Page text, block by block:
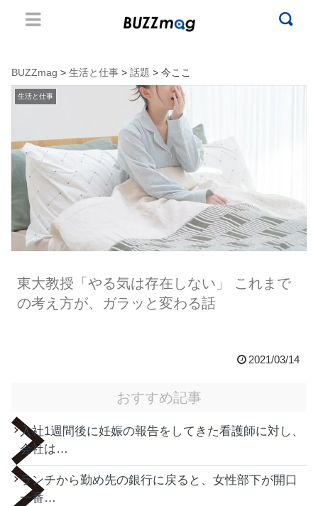
BUZZmag > 生活と仕事 > 話題 > 今ここ
生活と仕事
東大教授「やる気は存在しない」 これまで
の考え方が、ガラッと変わる話
2021/03/14
おすすめ記事
入社1週間後に妊娠の報告をしてきた看護師に対し、
会社は…
ランチから勤め先の銀行に戻ると、女性部下が開口
一番…